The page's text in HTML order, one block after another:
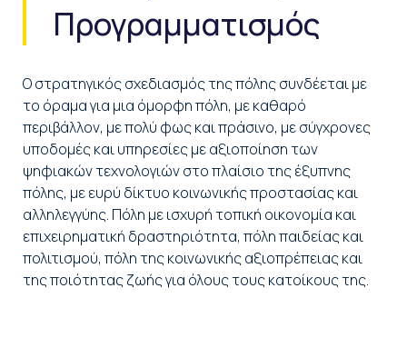
Προγραμματισμός
Ο στρατηγικός σχεδιασμός της πόλης συνδέεται με
το όραμα για μια όμορφη πόλη, με καθαρό
περιβάλλον, με πολύ φως και πράσινο, με σύγχρονες
υποδομές και υπηρεσίες με αξιοποίηση των
ψηφιακών τεχνολογιών στο πλαίσιο της έξυπνης
πόλης, με ευρύ δίκτυο κοινωνικής προστασίας και
αλληλεγγύης. Πόλη με ισχυρή τοπική οικονομία και
επιχειρηματική δραστηριότητα, πόλη παιδείας και
πολιτισμού, πόλη της κοινωνικής αξιοπρέπειας και
της ποιότητας ζωής για όλους τους κατοίκους της.